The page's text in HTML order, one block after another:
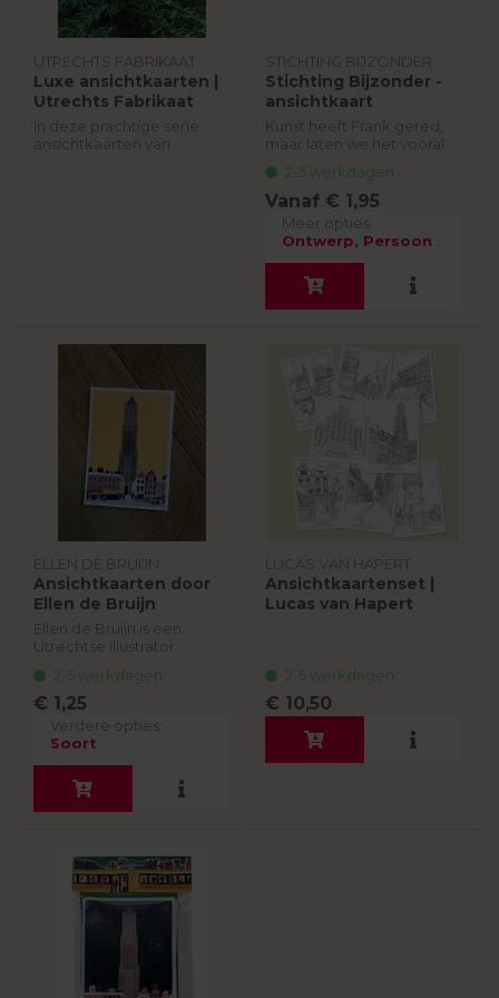
UTRECHTS FABRIKAAT
Luxe ansichtkaarten |
Utrechts Fabrikaat
In deze prachtige serie
ansichtkaarten van
STICHTING BIJZONDER
Stichting Bijzonder -
ansichtkaart
Kunst heeft Frank gered,
maar laten we het vooral
Frank zijn werk is Utrechts
en Uniek. Als Utrechter
herken je veel! Zijn
afbeeldinge...
2-5 werkdagen
Vanaf € 1,95
Meer opties:
ELLEN DE BRUIJN
Ansichtkaarten door
Ellen de Bruijn
Ellen de Bruijn is een
Utrechtse illustrator
(2012). Het werk van Ellen is
herkenbaar aan de
kleurrijke, eigenwijze en
minimalistisch...
2-5 werkdagen
€ 1,25
Verdere opties:
Soort
LUCAS VAN HAPERT
Ansichtkaartenset |
Lucas van Hapert
2-5 werkdagen
€ 10,50